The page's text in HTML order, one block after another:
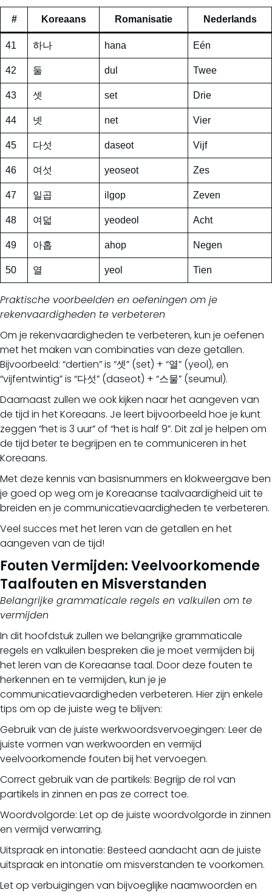
# Koreaans Romanisatie Nederlands
41 하나 hana Eén
42 둘 dul Twee
43 셋 set Drie
44 넷 net Vier
45 다섯 daseot Vijf
46 여섯 yeoseot Zes
47 일곱 ilgop Zeven
48 여덟 yeodeol Acht
49 아홉 ahop Negen
50 열 yeol Tien
Praktische voorbeelden en oefeningen om je
rekenvaardigheden te verbeteren
Om je rekenvaardigheden te verbeteren, kun je oefenen
met het maken van combinaties van deze getallen.
Bijvoorbeeld: “dertien” is “셋” (set) + “열” (yeol), en
“vijfentwintig” is “다섯” (daseot) + “스물” (seumul).
Daarnaast zullen we ook kijken naar het aangeven van
de tijd in het Koreaans. Je leert bijvoorbeeld hoe je kunt
zeggen “het is 3 uur” of “het is half 9”. Dit zal je helpen om
de tijd beter te begrijpen en te communiceren in het
Koreaans.
Met deze kennis van basisnummers en klokweergave ben
je goed op weg om je Koreaanse taalvaardigheid uit te
breiden en je communicatievaardigheden te verbeteren.
Veel succes met het leren van de getallen en het
aangeven van de tijd!
Fouten Vermijden: Veelvoorkomende
Taalfouten en Misverstanden
Belangrijke grammaticale regels en valkuilen om te
vermijden
In dit hoofdstuk zullen we belangrijke grammaticale
regels en valkuilen bespreken die je moet vermijden bij
het leren van de Koreaanse taal. Door deze fouten te
herkennen en te vermijden, kun je je
communicatievaardigheden verbeteren. Hier zijn enkele
tips om op de juiste weg te blijven:
Gebruik van de juiste werkwoordsvervoegingen: Leer de
juiste vormen van werkwoorden en vermijd
veelvoorkomende fouten bij het vervoegen.
Correct gebruik van de partikels: Begrijp de rol van
partikels in zinnen en pas ze correct toe.
Woordvolgorde: Let op de juiste woordvolgorde in zinnen
en vermijd verwarring.
Uitspraak en intonatie: Besteed aandacht aan de juiste
uitspraak en intonatie om misverstanden te voorkomen.
Let op verbuigingen van bijvoeglijke naamwoorden en